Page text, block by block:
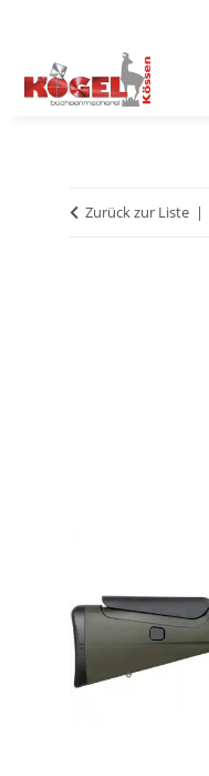
Zurück zur Liste